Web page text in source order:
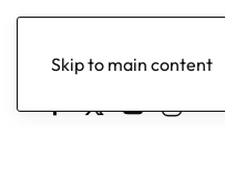
Skip to main content